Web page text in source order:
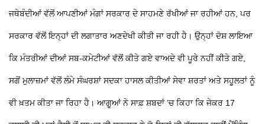
ਜਥੇਬੰਦੀਆਂ ਵੱਲੋਂ ਆਪਣੀਆਂ ਮੰਗਾਂ ਸਰਕਾਰ ਦੇ ਸਾਹਮਣੇ ਰੱਖੀਆਂ ਜਾ ਰਹੀਆਂ ਹਨ, ਪਰ
ਸਰਕਾਰ ਵੱਲੋਂ ਇਨ੍ਹਾਂ ਦੀ ਲਗਾਤਾਰ ਅਣਦੇਖੀ ਕੀਤੀ ਜਾ ਰਹੀ ਹੈ। ਉਨ੍ਹਾਂ ਦੋਸ਼ ਲਾਇਆ
ਕਿ ਮੰਤਰੀਆਂ ਦੀਆਂ ਸਬ-ਕਮੇਟੀਆਂ ਵੱਲੋਂ ਕੀਤੇ ਗਏ ਵਾਅਦੇ ਵੀ ਪੂਰੇ ਨਹੀਂ ਕੀਤੇ ਗਏ,
ਸਗੋਂ ਮੁਲਾਜ਼ਮਾਂ ਵੱਲੋਂ ਲੰਮੇ ਸੰਘਰਸ਼ਾਂ ਸਦਕਾ ਹਾਸਲ ਕੀਤੀਆਂ ਸੇਵਾ ਸ਼ਰਤਾਂ ਅਤੇ ਸਹੂਲਤਾਂ ਨੂੰ
ਵੀ ਖ਼ਤਮ ਕੀਤਾ ਜਾ ਰਿਹਾ ਹੈ। ਆਗੂਆਂ ਨੇ ਸਾਫ਼ ਸ਼ਬਦਾਂ ’ਚ ਕਿਹਾ ਕਿ ਜੇਕਰ 17